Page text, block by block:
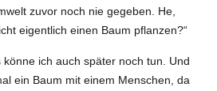
zuvor noch nie gegeben. He,
eigentlich einen Baum pflanzen?“
ich auch später noch tun. Und
ein Baum mit einem Menschen, da